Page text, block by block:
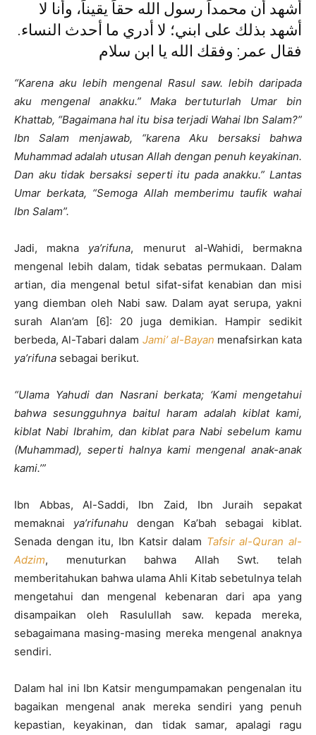
أشهد أن محمداً رسول الله حقاً يقيناً، وأنا لا
أشهد بذلك على ابني؛ لا أدري ما أحدث النساء.
فقال عمر: وفقك الله يا ابن سلام
“Karena aku lebih mengenal Rasul saw. lebih daripada
aku mengenal anakku.” Maka bertuturlah Umar bin
Khattab, “Bagaimanahal itu bisa terjadi Wahai Ibn Salam?”
Ibn Salam menjawab, “karena Aku bersaksi bahwa
Muhammad adalah utusan Allah dengan penuh keyakinan.
Dan aku tidak bersaksi sepertiitu pada anakku.” Lantas
Umarberkata, “Semoga Allah memberimu taufikwahai
Ibn Salam”.
Jadi, makna ya’rifuna, menurut al-Wahidi, bermakna
mengenal lebih dalam, tidak sebatas permukaan. Dalam
artian, dia mengenal betul sifat-sifat kenabian dan misi
yang diemban oleh Nabi saw. Dalam ayat serupa, yakni
surah Alan’am [6]: 20 juga demikian. Hampir sedikit
berbeda, Al-Tabari dalam Jami’ al-Bayan menafsirkan kata
ya’rifuna sebagai berikut.
“Ulama Yahudi dan Nasrani berkata; ‘Kami mengetahui
bahwa sesungguhnya baitul haram adalah kiblat kami,
kiblat Nabi Ibrahim, dan kiblat para Nabi sebelum kamu
(Muhammad), seperti halnya kami mengenal anak-anak
kami.’”
Ibn Abbas, Al-Saddi, Ibn Zaid, Ibn Juraih sepakat
memaknai ya’rifunahu dengan Ka’bah sebagai kiblat.
Senada dengan itu, Ibn Katsir dalam Tafsir al-Quran al-
Adzim, menuturkan bahwa Allah Swt. telah
memberitahukan bahwa ulama Ahli Kitab sebetulnya telah
mengetahui dan mengenal kebenaran dari apa yang
disampaikan oleh Rasulullah saw. kepada mereka,
sebagaimana masing-masing mereka mengenal anaknya
sendiri.
Dalam hal ini Ibn Katsir mengumpamakan pengenalan itu
bagaikan mengenal anak mereka sendiri yang penuh
kepastian, keyakinan, dan tidak samar, apalagi ragu